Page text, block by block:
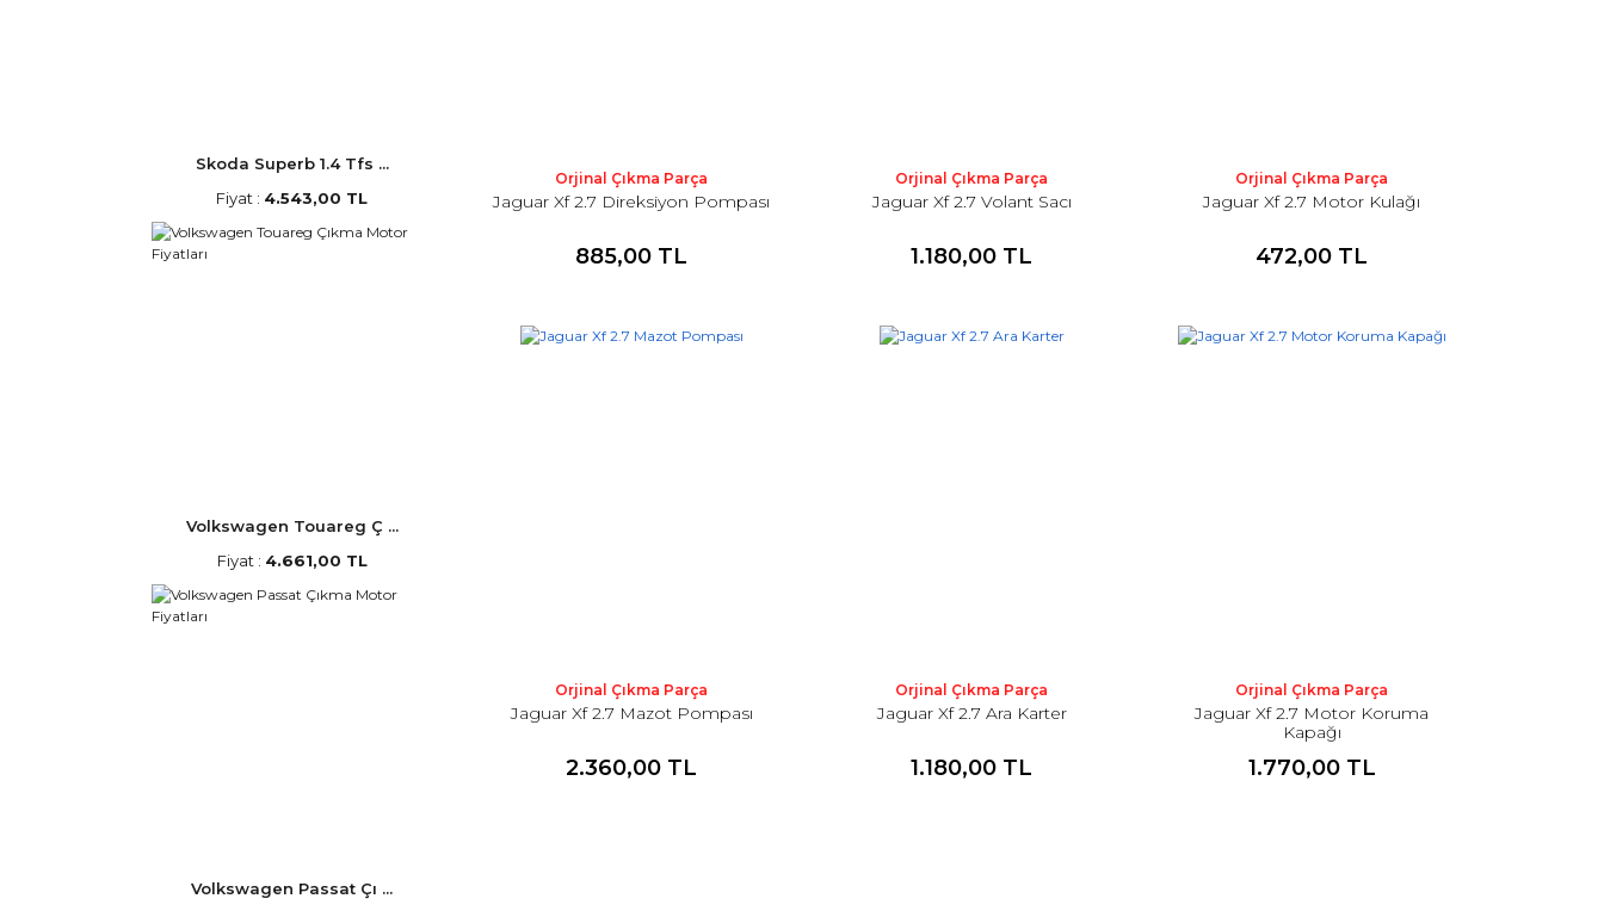
Skoda Superb 1.4 Tfs ...
Fiyat : 4.543,00 TL
Volkswagen Touareg Ç ...
Fiyat : 4.661,00 TL
Volkswagen Passat Çı ...
Orjinal Çıkma Parça
Jaguar Xf 2.7 Direksiyon Pompası
885,00 TL
Orjinal Çıkma Parça
Jaguar Xf 2.7 Volant Sacı
1.180,00 TL
Orjinal Çıkma Parça
Jaguar Xf 2.7 Motor Kulağı
472,00 TL
Orjinal Çıkma Parça
Jaguar Xf 2.7 Mazot Pompası
2.360,00 TL
Orjinal Çıkma Parça
Jaguar Xf 2.7 Ara Karter
1.180,00 TL
Orjinal Çıkma Parça
Jaguar Xf 2.7 Motor Koruma
Kapağı
1.770,00 TL